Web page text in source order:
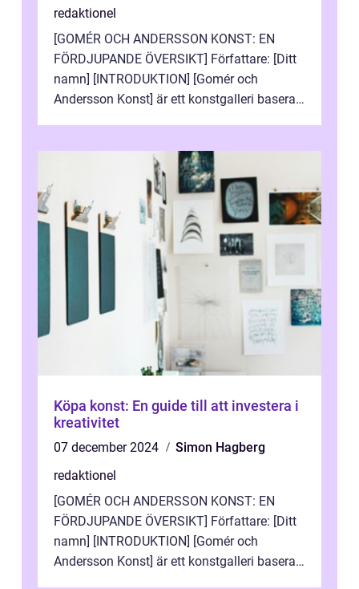
redaktionel
[GOMÉR OCH ANDERSSON KONST: EN
FÖRDJUPANDE ÖVERSIKT] Författare: [Ditt
namn] [INTRODUKTION] [Gomér och
Andersson Konst] är ett konstgalleri baserat
Köpa konst: En guide till att investera i
kreativitet
07 december 2024
Simon Hagberg
redaktionel
[GOMÉR OCH ANDERSSON KONST: EN
FÖRDJUPANDE ÖVERSIKT] Författare: [Ditt
namn] [INTRODUKTION] [Gomér och
Andersson Konst] är ett konstgalleri baserat